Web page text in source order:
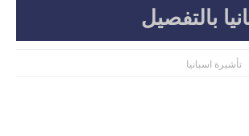
بالتفصيل
تأشيرة اسبانيا